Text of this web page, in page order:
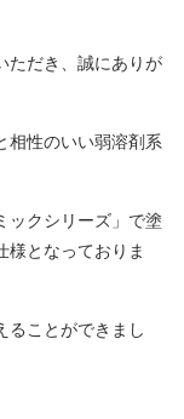
ただき、誠にありが
相性のいい弱溶剤系
ックシリーズ」で塗
様となっておりま
ることができまし